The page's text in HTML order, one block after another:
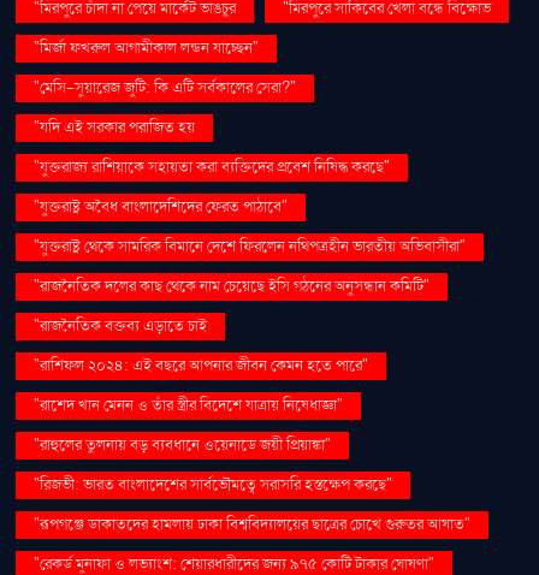
"মিরপুরে চাঁদা না পেয়ে মার্কেট ভাঙচুর
"মিরপুরে সাকিবের খেলা বন্ধে বিক্ষোভ
"মির্জা ফখরুল আগামীকাল লন্ডন যাচ্ছেন"
"মেসি-সুয়ারেজ জুটি: কি এটি সর্বকালের সেরা?"
"যদি এই সরকার পরাজিত হয়
"যুক্তরাজ্য রাশিয়াকে সহায়তা করা ব্যক্তিদের প্রবেশ নিষিদ্ধ করছে"
"যুক্তরাষ্ট্র অবৈধ বাংলাদেশিদের ফেরত পাঠাবে"
"যুক্তরাষ্ট্র থেকে সামরিক বিমানে দেশে ফিরলেন নথিপত্রহীন ভারতীয় অভিবাসীরা"
"রাজনৈতিক দলের কাছ থেকে নাম চেয়েছে ইসি গঠনের অনুসন্ধান কমিটি"
"রাজনৈতিক বক্তব্য এড়াতে চাই
"রাশিফল ২০২৪: এই বছরে আপনার জীবন কেমন হতে পারে"
"রাশেদ খান মেনন ও তাঁর স্ত্রীর বিদেশে যাত্রায় নিষেধাজ্ঞা"
"রাহুলের তুলনায় বড় ব্যবধানে ওয়েনাডে জয়ী প্রিয়াঙ্কা"
"রিজভী: ভারত বাংলাদেশের সার্বভৌমত্বে সরাসরি হস্তক্ষেপ করছে"
"রূপগঞ্জে ডাকাতদের হামলায় ঢাকা বিশ্ববিদ্যালয়ের ছাত্রের চোখে গুরুতর আঘাত"
"রেকর্ড মুনাফা ও লভ্যাংশ: শেয়ারধারীদের জন্য ৯৭৫ কোটি টাকার ঘোষণা"